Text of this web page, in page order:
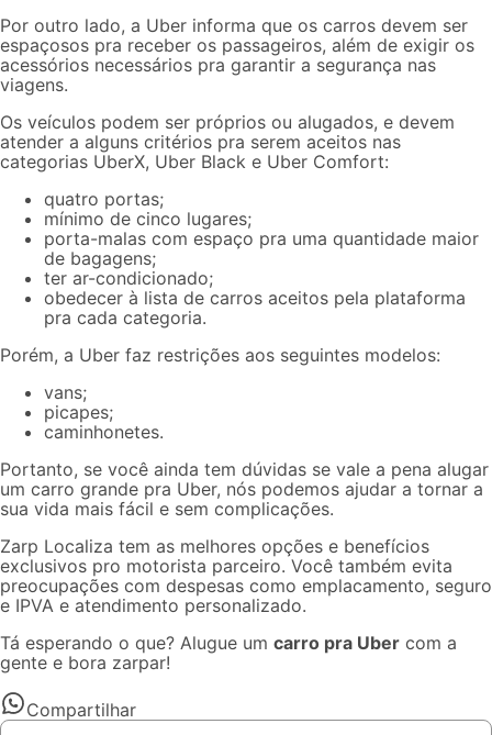
Por outro lado, a Uber informa que os carros devem ser
espaçosos pra receber os passageiros, além de exigir os
acessórios necessários pra garantir a segurança nas
viagens.
Os veículos podem ser próprios ou alugados, e devem
atender a alguns critérios pra serem aceitos nas
categorias UberX, Uber Black e Uber Comfort:
quatro portas;
mínimo de cinco lugares;
porta-malas com espaço pra uma quantidade maior
de bagagens;
ter ar-condicionado;
obedecer à lista de carros aceitos pela plataforma
pra cada categoria.
Porém, a Uber faz restrições aos seguintes modelos:
vans;
picapes;
caminhonetes.
Portanto, se você ainda tem dúvidas se vale a pena alugar
um carro grande pra Uber, nós podemos ajudar a tornar a
sua vida mais fácil e sem complicações.
Zarp Localiza tem as melhores opções e benefícios
exclusivos pro motorista parceiro. Você também evita
preocupações com despesas como emplacamento, seguro
e IPVA e atendimento personalizado.
Tá esperando o que? Alugue um carro pra Uber com a
gente e bora zarpar!
Compartilhar